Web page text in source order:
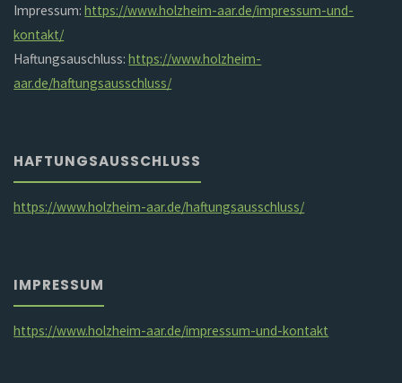
Impressum:https://www.holzheim-aar.de/impressum-und-
kontakt/
Haftungsauschluss:https://www.holzheim-
aar.de/haftungsausschluss/
HAFTUNGSAUSSCHLUSS
https://www.holzheim-aar.de/haftungsausschluss/
IMPRESSUM
https://www.holzheim-aar.de/impressum-und-kontakt